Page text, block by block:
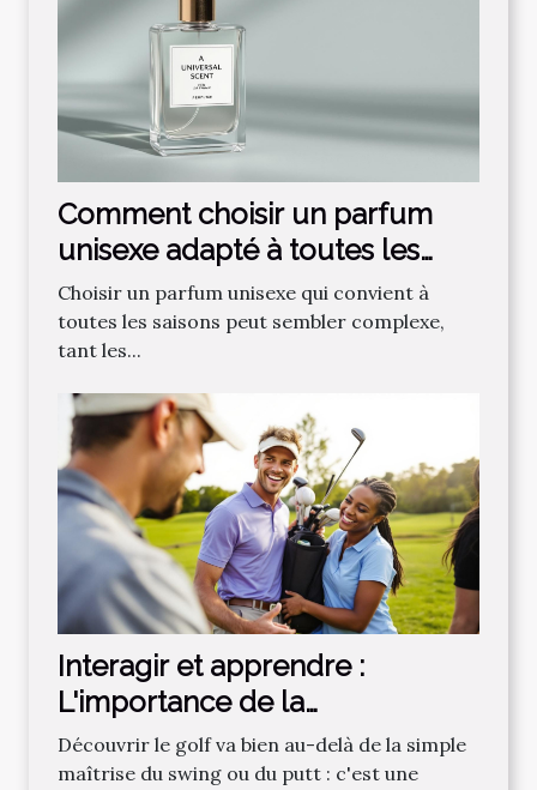
Comment choisir un parfum
unisexe adapté à toutes les
saisons ?
Choisir un parfum unisexe qui convient à
toutes les saisons peut sembler complexe,
tant les...
Interagir et apprendre :
L'importance de la
communauté dans
l'apprentissage du golf
Découvrir le golf va bien au-delà de la simple
maîtrise du swing ou du putt : c'est une